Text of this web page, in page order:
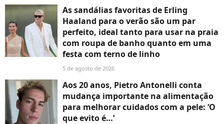
As sandálias favoritas de Erling
Haaland para o verão são um par
perfeito, ideal tanto para usar na praia
com roupa de banho quanto em uma
festa com terno de linho
5 de agosto de 2026
Aos 20 anos, Pietro Antonelli conta
mudança importante na alimentação
para melhorar cuidados com a pele: ‘O
que evito é…’